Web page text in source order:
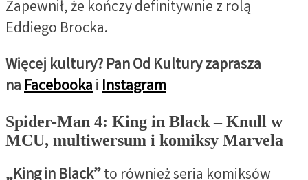
Zapewnił, że kończy definitywnie z rolą
Eddiego Brocka.
Więcej kultury? Pan Od Kultury zaprasza
naFacebookaiInstagram
Spider-Man 4: King in Black – Knull w
MCU, multiwersum i komiksy Marvela